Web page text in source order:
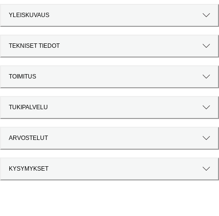
YLEISKUVAUS
TEKNISET TIEDOT
TOIMITUS
TUKIPALVELU
ARVOSTELUT
KYSYMYKSET